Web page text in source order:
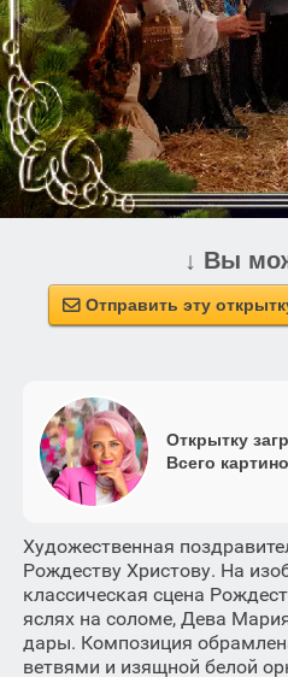
↓ Вы
 Отправить эту
Открытку
Всего
Художественная
Рождеству Христову. На
классическая сцена
яслях на соломе, Дева
дары. Композиция
ветвями и изящной белой